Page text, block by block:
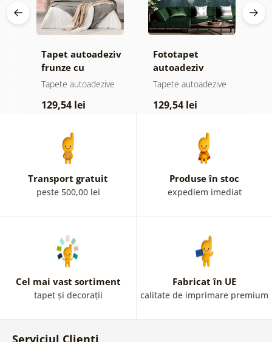
Tapet autoadeziv
frunze cu
atingere
Tapete autoadezive
129,54 lei
Fototapet
autoadeziv
pădure în ceață
Tapete autoadezive
129,54 lei
Transport gratuit
peste 500,00 lei
Produse în stoc
expediem imediat
Cel mai vast sortiment
tapet și decorații
Fabricat în UE
calitate de imprimare premium
Serviciul Clienți